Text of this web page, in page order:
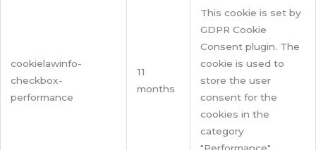
cookielawinfo-
checkbox-
performance
11
months
This cookie is set by
GDPR Cookie
Consent plugin. The
cookie is used to
store the user
consent for the
cookies in the
category